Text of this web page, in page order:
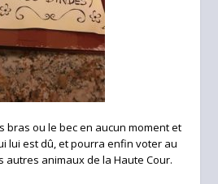
bras ou le bec en aucun moment et
lui est dû, et pourra enfin voter au
autres animaux de la Haute Cour.